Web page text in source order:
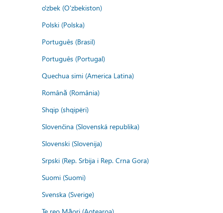
o'zbek (O'zbekiston)
Polski (Polska)
Português (Brasil)
Português (Portugal)
Quechua simi (America Latina)
Română (România)
Shqip (shqipëri)
Slovenčina (Slovenská republika)
Slovenski (Slovenija)
Srpski (Rep. Srbija i Rep. Crna Gora)
Suomi (Suomi)
Svenska (Sverige)
Te reo Māori (Aotearoa)